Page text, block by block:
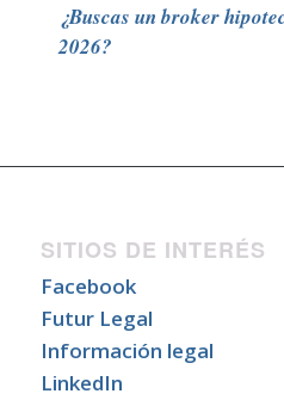
¿Buscas un broker
2026?
SITIOS DE INTERÉS
Facebook
Futur Legal
Información legal
LinkedIn